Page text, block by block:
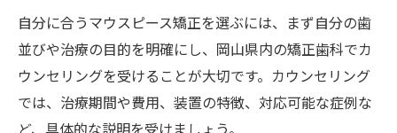
自分に合うマウスピース矯正を選ぶには、まず自分の歯
並びや治療の目的を明確にし、岡山県内の矯正歯科でカ
ウンセリングを受けることが大切です。カウンセリング
では、治療期間や費用、装置の特徴、対応可能な症例な
ど、具体的な説明を受けましょう。